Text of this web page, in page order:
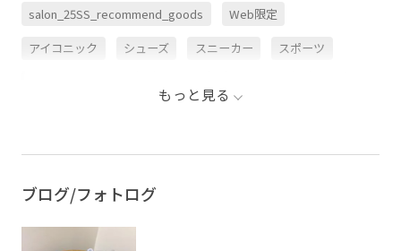
salon_25SS_recommend_goods Web限定
アイコニック シューズ スニーカー スポーツ
もっと見る
ブログ/フォトログ